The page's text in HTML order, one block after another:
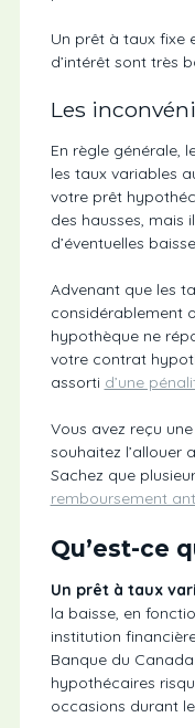
Un prêt à taux fixe
d’intérêt sont très
Les
En règle générale,
les taux variables
votre prêt
des hausses, mais
d’éventuelles
Advenant que les
considérablement
hypothèque ne
votre contrat
assorti d’une
Vous avez reçu
souhaitez l’allouer
Sachez que
remboursement
Qu’est-ce
Un prêt à taux
la baisse, en
institution
Banque du
hypothécaires
occasions durant